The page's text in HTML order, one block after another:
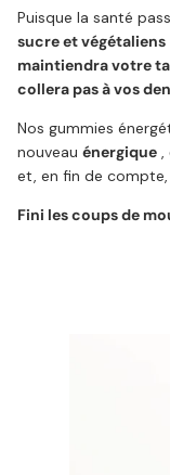
Puisque la santé
sucre et végétaliens
maintiendra votre
collera pas à vos
Nos gummies
nouveau énergique
et, en fin de compte,
Fini les coups de